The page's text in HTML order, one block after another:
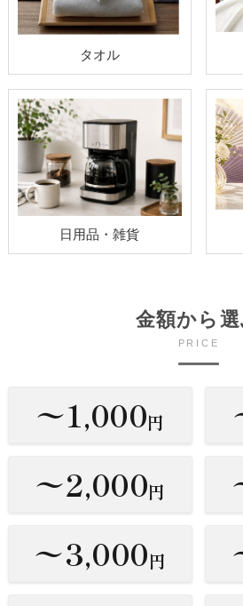
タオル
日用品・雑貨
金額から
PRICE
〜1,000円
〜2,000円
〜3,000円